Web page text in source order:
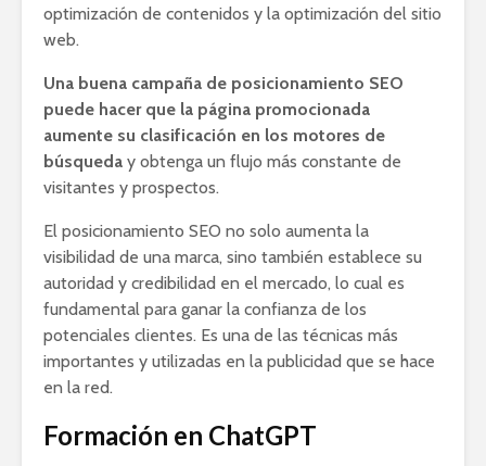
optimización de contenidos y la optimización del sitio
web.
Una buena campaña de posicionamiento SEO
puede hacer que la página promocionada
aumente su clasificación en los motores de
búsqueda y obtenga un flujo más constante de
visitantes y prospectos.
El posicionamiento SEO no solo aumenta la
visibilidad de una marca, sino también establece su
autoridad y credibilidad en el mercado, lo cual es
fundamental para ganar la confianza de los
potenciales clientes. Es una de las técnicas más
importantes y utilizadas en la publicidad que se hace
en la red.
Formación en ChatGPT